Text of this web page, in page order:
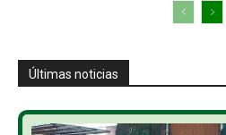
Últimas noticias